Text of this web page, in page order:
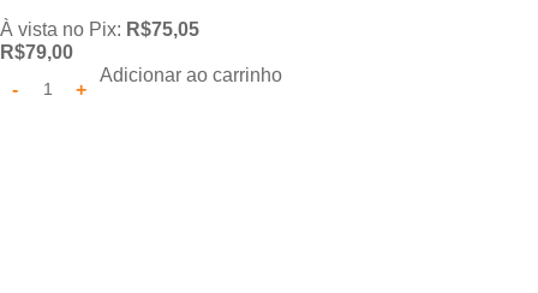
À vista no Pix: R$75,05
R$79,00
Adicionar ao carrinho